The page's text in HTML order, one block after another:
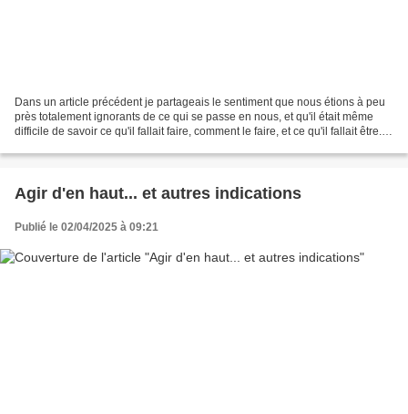
Dans un article précédent je partageais le sentiment que nous étions à peu
près totalement ignorants de ce qui se passe en nous, et qu'il était même
difficile de savoir ce qu'il fallait faire, comment le faire, et ce qu'il fallait être.
Agir d'en haut... et autres indications
Publié le 02/04/2025 à 09:21